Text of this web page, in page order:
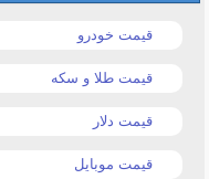
قیمت خودرو
قیمت طلا و سکه
قیمت دلار
قیمت موبایل